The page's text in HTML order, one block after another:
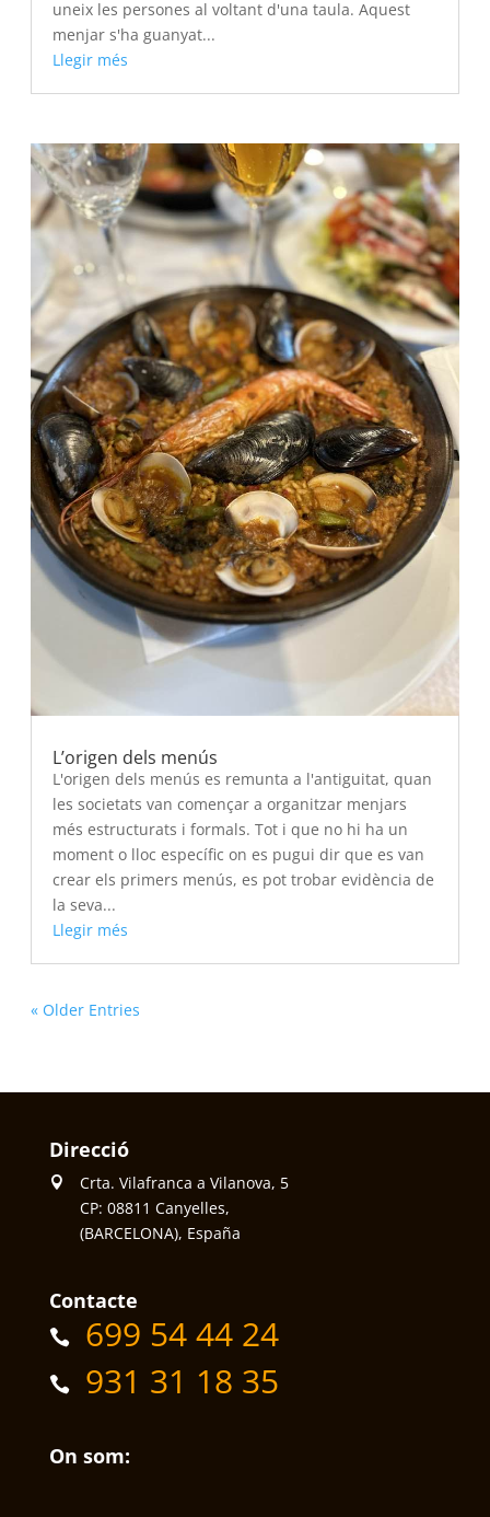
uneix les persones al voltant d'una taula. Aquest
menjar s'ha guanyat...
Llegir més
L’origen dels menús
L'origen dels menús es remunta a l'antiguitat, quan
les societats van començar a organitzar menjars
més estructurats i formals. Tot i que no hi ha un
moment o lloc específic on es pugui dir que es van
crear els primers menús, es pot trobar evidència de
la seva...
Llegir més
« Older Entries
Direcció
Crta. Vilafranca a Vilanova, 5
CP: 08811 Canyelles,
(BARCELONA), España
Contacte
699 54 44 24
931 31 18 35
On som: